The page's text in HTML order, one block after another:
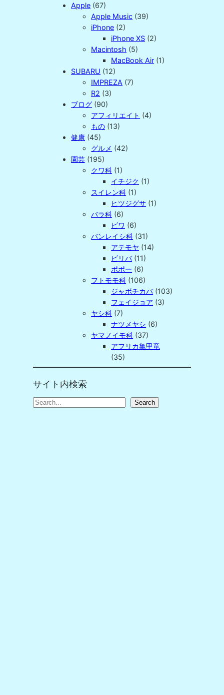
Apple (67)
Apple Music (39)
iPhone (2)
iPhone XS (2)
Macintosh (5)
MacBook Air (1)
SUBARU (12)
IMPREZA (7)
R2 (3)
ブログ (90)
アフィリエイト (4)
もの (13)
健康 (45)
グルメ (42)
園芸 (195)
クワ科 (1)
イチジク (1)
スイレン科 (1)
ヒツジグサ (1)
バラ科 (6)
ビワ (6)
バンレイシ科 (31)
アテモヤ (14)
ビリバ(11)
ポポー (6)
フトモモ科 (106)
ジャボチカバ(103)
フェイジョア (3)
ヤシ科 (7)
ナツメヤシ (6)
ヤマノイモ科 (37)
アフリカ亀甲竜
(35)
サイト内検索
S
Search